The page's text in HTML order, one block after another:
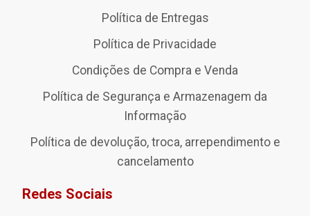
Política de Entregas
Política de Privacidade
Condições de Compra e Venda
Política de Segurança e Armazenagem da
Informação
Política de devolução, troca, arrependimento e
cancelamento
Redes Sociais